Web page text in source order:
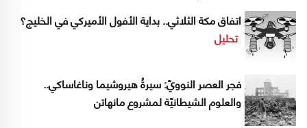
اتفاق مكة الثلاثي.. بداية الأفول الأميركي في الخليج؟
تحليل
فجر العصر النوويّ: سيرةُ هيروشيما وناغاساكي..
والعلوم الشيطانيّة لمشروع مانهاتن